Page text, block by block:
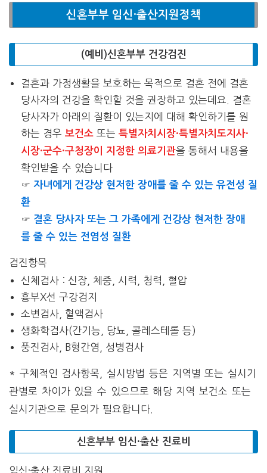
신혼부부 임신·출산지원정책
(예비)신혼부부 건강검진
결혼과 가정생활을 보호하는 목적으로 결혼 전에 결혼
당사자의 건강을 확인할 것을 권장하고 있는데요. 결혼
당사자가 아래의 질환이 있는지에 대해 확인하기를 원
하는 경우보건소 또는특별자치시장·특별자치도지사·
시장·군수·구청장이 지정한 의료기관을 통해서 내용을
확인받을 수 있습니다
☞자녀에게 건강상 현저한 장애를 줄 수 있는 유전성 질
환
☞ 결혼 당사자 또는 그 가족에게 건강상 현저한 장애
를 줄 수 있는 전염성 질환
검진항목
신체검사 : 신장, 체중, 시력, 청력, 혈압
흉부X선 구강검지
소변검사, 혈액검사
생화학검사(간기능, 당뇨, 콜레스테롤 등)
풍진검사, B형간염, 성병검사
* 구체적인 검사항목, 실시방법 등은 지역별 또는 실시기
관별로 차이가 있을 수 있으므로 해당 지역 보건소 또는
실시기관으로 문의가 필요합니다.
신혼부부 임신·출산 진료비
임신·출산 진료비 지원